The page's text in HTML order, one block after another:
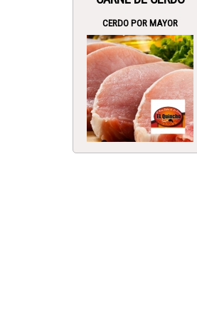
CERDO POR MAYOR